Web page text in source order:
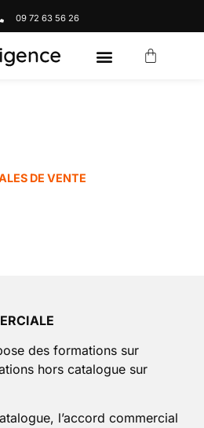
09 72 63 56 26
DE VENTE
des formations sur
hors catalogue sur
l’accord commercial